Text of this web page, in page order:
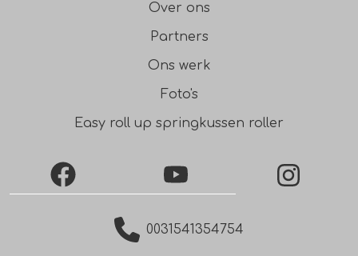
Over ons
Partners
Ons werk
Foto's
Easy roll up springkussen roller
Facebook YouTube Instagram
0031541354754